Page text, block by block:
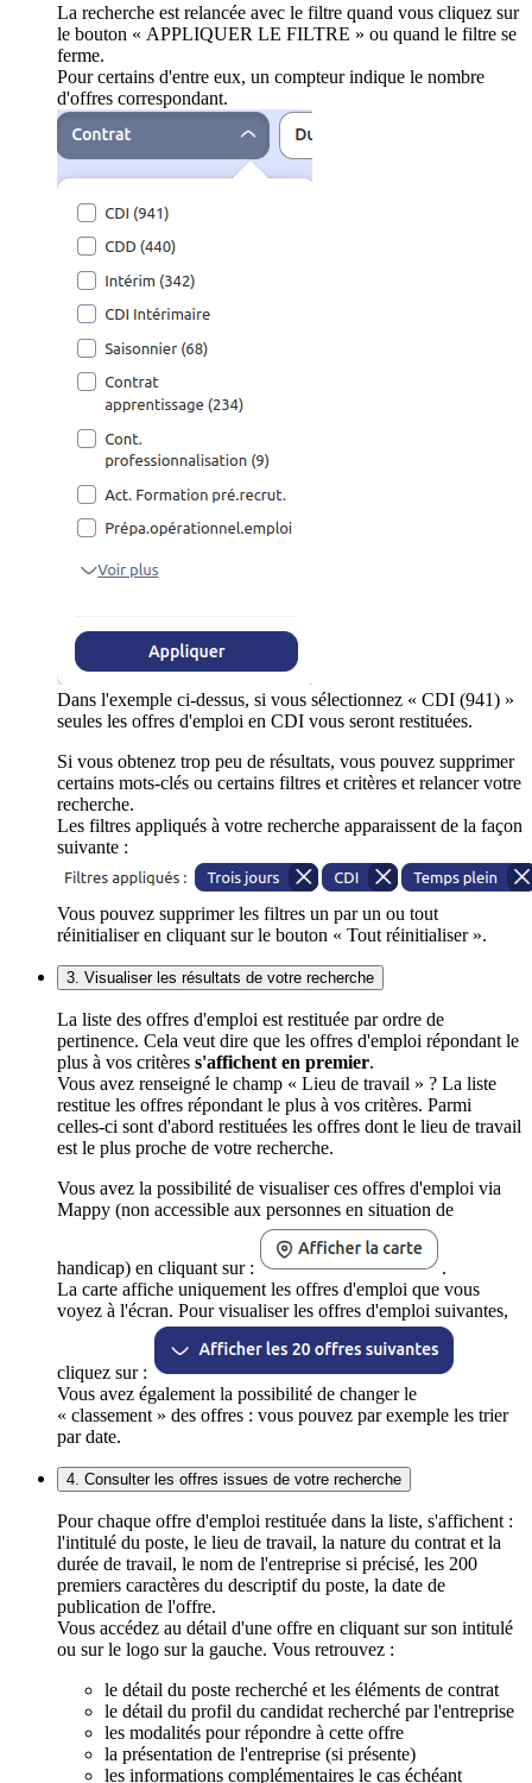
La recherche est relancée avec le filtre quand vous cliquez sur
le bouton « APPLIQUER LE FILTRE » ou quand le filtre se
ferme.
Pour certains d'entre eux, un compteur indique le nombre
d'offres correspondant.
Dans l'exemple ci-dessus, si vous sélectionnez « CDI (941) »
seules les offres d'emploi en CDI vous seront restituées.
Si vous obtenez trop peu de résultats, vous pouvez supprimer
certains mots-clés ou certains filtres et critères et relancer votre
recherche.
Les filtres appliqués à votre recherche apparaissent de la façon
suivante :
Vous pouvez supprimer les filtres un par un ou tout
réinitialiser en cliquant sur le bouton « Tout réinitialiser ».
3. Visualiser les résultats de votre recherche
La liste des offres d'emploi est restituée par ordre de
pertinence. Cela veut dire que les offres d'emploi répondant le
plus à vos critères s'affichent en premier.
Vous avez renseigné le champ « Lieu de travail » ? La liste
restitue les offres répondant le plus à vos critères. Parmi
celles-ci sont d'abord restituées les offres dont le lieu de travail
est le plus proche de votre recherche.
Vous avez la possibilité de visualiser ces offres d'emploi via
Mappy (non accessible aux personnes en situation de
handicap) en cliquant sur :
.
La carte affiche uniquement les offres d'emploi que vous
voyez à l'écran. Pour visualiser les offres d'emploi suivantes,
cliquez sur :
Vous avez également la possibilité de changer le
« classement » des offres : vous pouvez par exemple les trier
par date.
4. Consulter les offres issues de votre recherche
Pour chaque offre d'emploi restituée dans la liste, s'affichent :
l'intitulé du poste, le lieu de travail, la nature du contrat et la
durée de travail, le nom de l'entreprise si précisé, les 200
premiers caractères du descriptif du poste, la date de
publication de l'offre.
Vous accédez au détail d'une offre en cliquant sur son intitulé
ou sur le logo sur la gauche. Vous retrouvez :
le détail du poste recherché et les éléments de contrat
le détail du profil du candidat recherché par l'entreprise
les modalités pour répondre à cette offre
la présentation de l'entreprise (si présente)
les informations complémentaires le cas échéant